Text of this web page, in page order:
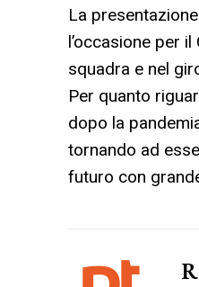
La
l’occasione per
squadra e nel
Per quanto
dopo la
tornando ad
futuro con